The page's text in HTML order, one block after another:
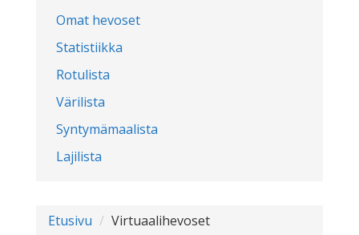
Omat hevoset
Statistiikka
Rotulista
Värilista
Syntymämaalista
Lajilista
Etusivu Virtuaalihevoset